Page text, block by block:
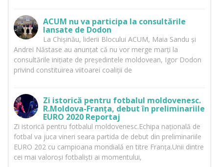
ACUM nu va participa la consultările
lansate de Dodon
La Chișinău, liderii Blocului ACUM, Maia Sandu și
Andrei Năstase au anunțat că nu vor merge marți la
consultările inițiate de președintele moldovean, Igor Dodon
privind constituirea viitoarei coaliții de
Zi istorică pentru fotbalul moldovenesc.
R.Moldova-Franța, debut în preliminariile
EURO 2020 Reportaj
Zi istorică pentru fotbalul moldovenesc.Echipa națională de
fotbal va juca vineri seara partida de debut din preliminariile
EURO 202 cu campioana mondială en titre Franța.Unii dintre
cei mai valoroși fotbaliști ai momentului,